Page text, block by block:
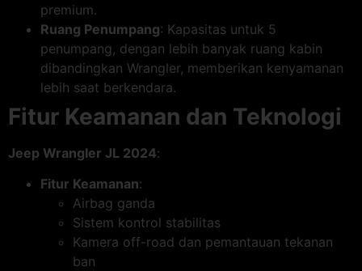
premium.
Ruang Penumpang: Kapasitas untuk 5
penumpang, dengan lebih banyak ruang kabin
dibandingkan Wrangler, memberikan kenyamanan
lebih saat berkendara.
Fitur Keamanan dan Teknologi
Jeep Wrangler JL 2024:
Fitur Keamanan:
Airbag ganda
Sistem kontrol stabilitas
Kamera off-road dan pemantauan tekanan
ban